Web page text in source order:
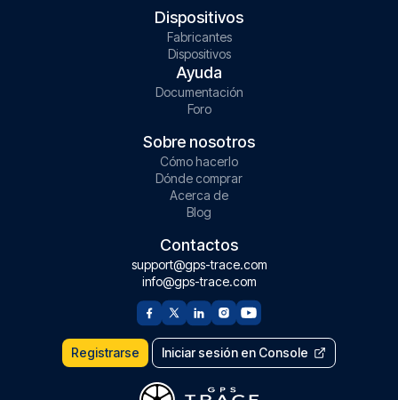
Dispositivos
Fabricantes
Dispositivos
Ayuda
Documentación
Foro
Sobre nosotros
Cómo hacerlo
Dónde comprar
Acerca de
Blog
Contactos
support@gps-trace.com
info@gps-trace.com
Registrarse Iniciar sesión en Console